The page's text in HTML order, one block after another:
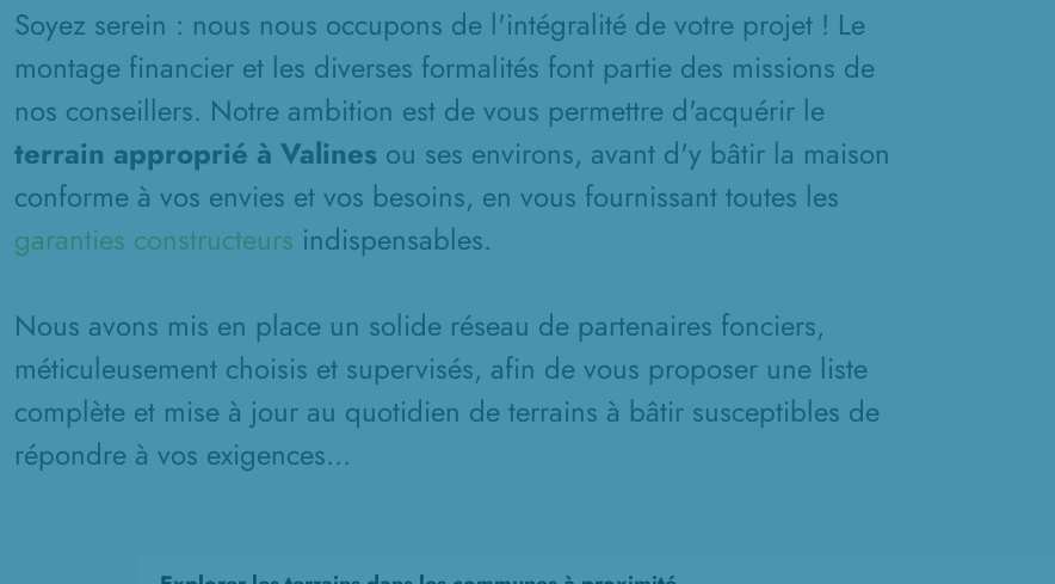
Soyez serein : nous nous occupons de l'intégralité de votre projet ! Le
montage financier et les diverses formalités font partie des missions de
nos conseillers. Notre ambition est de vous permettre d'acquérir le
terrain approprié à Valines ou ses environs, avant d'y bâtir la maison
conforme à vos envies et vos besoins, en vous fournissant toutes les
garanties constructeurs indispensables.
Nous avons mis en place un solide réseau de partenaires fonciers,
méticuleusement choisis et supervisés, afin de vous proposer une liste
complète et mise à jour au quotidien de terrains à bâtir susceptibles de
répondre à vos exigences...